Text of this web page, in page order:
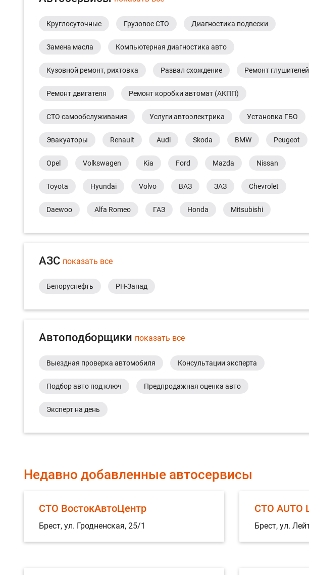
Круглосуточные Грузовое СТО Диагностика подвески
Замена масла Компьютерная диагностика авто
Кузовной ремонт, рихтовка Развал схождение Ремонт глушителей
Ремонт двигателя Ремонт коробки автомат (АКПП)
СТО самообслуживания Услуги автоэлектрика Установка ГБО
Эвакуаторы Renault Audi Skoda BMW Peugeot
Opel Volkswagen Kia Ford Mazda Nissan
Toyota Hyundai Volvo ВАЗ ЗАЗ Chevrolet
Daewoo Alfa Romeo ГАЗ Honda Mitsubishi
АЗС показать все
Белоруснефть РН-Запад
Автоподборщики показать все
Выездная проверка автомобиля Консультации эксперта
Подбор авто под ключ Предпродажная оценка авто
Эксперт на день
Недавно добавленные автосервисы
СТО ВостокАвтоЦентр
Брест, ул. Гродненская, 25/1
СТО AUTO
Брест, ул.